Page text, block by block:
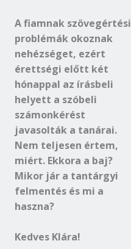
A fiamnak szövegértési
problémák okoznak
nehézséget, ezért
érettségi előtt két
hónappal az írásbeli
helyett a szóbeli
számonkérést
javasolták a tanárai.
Nem teljesen értem,
miért. Ekkora a baj?
Mikor jár a tantárgyi
felmentés és mi a
haszna?
Kedves Klára!